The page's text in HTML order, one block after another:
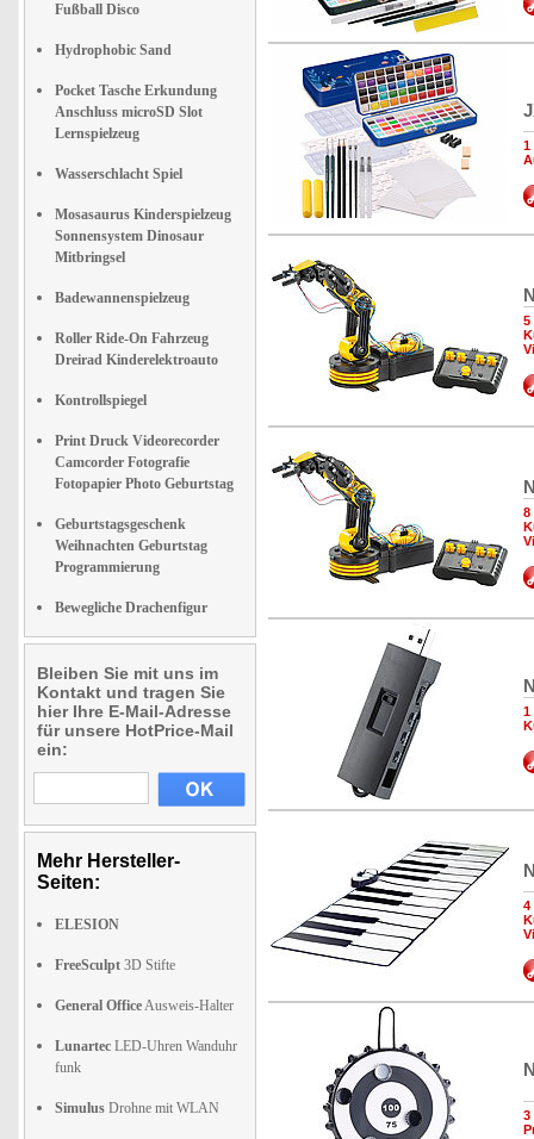
Fußball Disco
Hydrophobic Sand
Pocket Tasche Erkundung
Anschluss microSD Slot
Lernspielzeug
Wasserschlacht Spiel
Mosasaurus Kinderspielzeug
Sonnensystem Dinosaur
Mitbringsel
Badewannenspielzeug
Roller Ride-On Fahrzeug
Dreirad Kinderelektroauto
Kontrollspiegel
Print Druck Videorecorder
Camcorder Fotografie
Fotopapier Photo Geburtstag
Geburtstagsgeschenk
Weihnachten Geburtstag
Programmierung
Bewegliche Drachenfigur
Bleiben Sie mit uns im
Kontakt und tragen Sie
hier Ihre E-Mail-Adresse
für unsere HotPrice-Mail
ein:
Mehr Hersteller-
Seiten:
ELESION
FreeSculpt 3D Stifte
General OfficeAusweis-Halter
Lunartec LED-Uhren Wanduhr
funk
Simulus Drohne mit WLAN
1
5
8
1
4
3